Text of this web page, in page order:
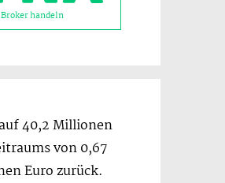
handeln
40,2 Millionen
von 0,67
Euro zurück.